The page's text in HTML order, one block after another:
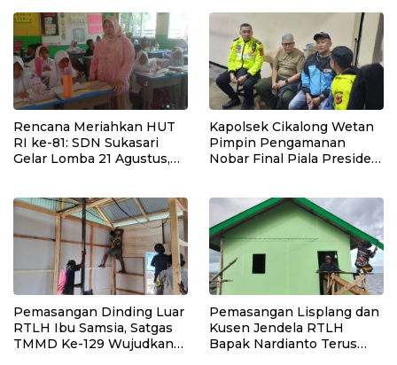
Perkuat Edukasi
Kepedulian Lingkungan
Rencana Meriahkan HUT
RI ke-81: SDN Sukasari
Gelar Lomba 21 Agustus,
Kapolsek Cikalong Wetan
Pimpin Pengamanan
Nobar Final Piala Presiden
Pemasangan Dinding Luar
RTLH Ibu Samsia, Satgas
TMMD Ke-129 Wujudkan
Pemasangan Lisplang dan
Kusen Jendela RTLH
Bapak Nardianto Terus